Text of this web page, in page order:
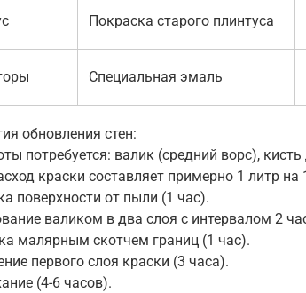
Покраска старого плинтуса
Специальная эмаль
обновления стен:
потребуется: валик (средний ворс),
краски составляет примерно 1 литр на
поверхности от пыли (1 час).
валиком в два слоя с интервалом 2
малярным скотчем границ (1 час).
первого слоя краски (3 часа).
(4-6 часов).